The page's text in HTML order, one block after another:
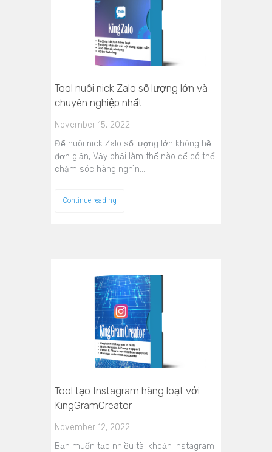
Tool nuôi nick Zalo số lượng lớn và
chuyên nghiệp nhất
November 15, 2022
Để nuôi nick Zalo số lượng lớn không hề
đơn giản, Vậy phải làm thế nào để có thể
chăm sóc hàng nghìn…
Continue reading
Tool tạo Instagram hàng loạt với
KingGramCreator
November 12, 2022
Bạn muốn tạo nhiều tài khoản Instagram